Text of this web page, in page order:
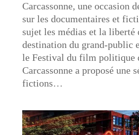
Carcassonne, une occasion
sur les documentaires et
sujet les médias et la liberté
destination du grand-public
le Festival du film politique
Carcassonne a proposé une
fictions…